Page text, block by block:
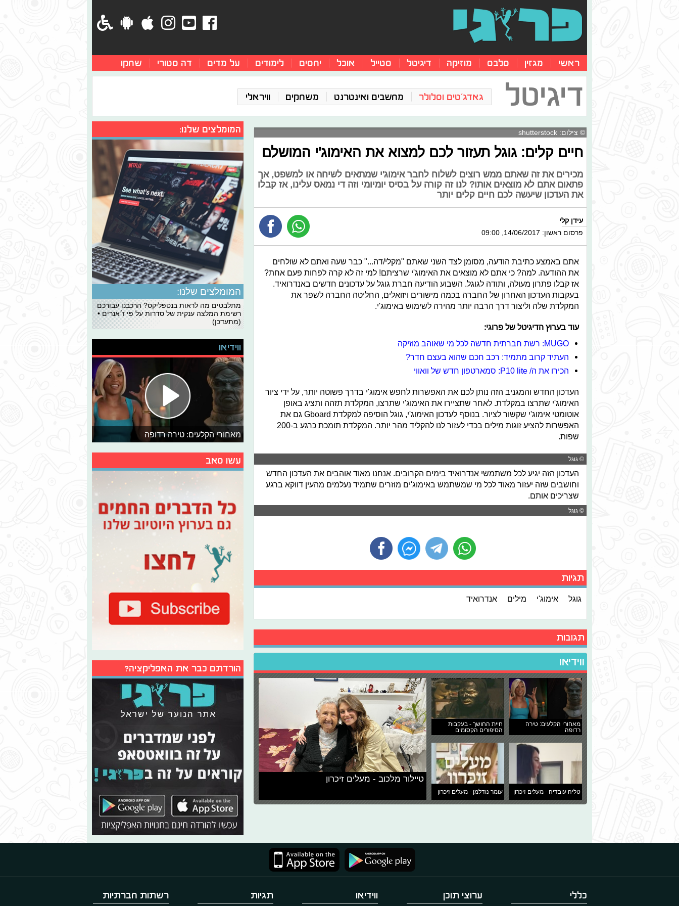
ראשי מגזין סלבס מוזיקה דיגיטל סטייל אוכל יחסים לימודים על מדים דה סטורי שחקו
דיגיטל גאדג'טים וסלולר מחשבים ואינטרנט משחקים וויראלי
© צילום: shutterstock
חיים קלים: גוגל תעזור לכם למצוא את האימוג'י המושלם
מכירים את זה שאתם ממש רוצים לשלוח לחבר אימוג'י שמתאים לשיחה או למשפט, אך
פתאום אתם לא מוצאים אותו? לנו זה קורה על בסיס יומיומי וזה די נמאס עלינו, אז קבלו
את העדכון שיעשה לכם חיים קלים יותר
עידן קלי
פרסום ראשון: 14/06/2017, 09:00
אתם באמצע כתיבת הודעה, מסומן לצד השני שאתם "מקלי/דה..." כבר שעה ואתם לא שולחים
את ההודעה. למה? כי אתם לא מוצאים את האימוג'י שרציתם! למי זה לא קרה לפחות פעם אחת?
אז קבלו פתרון מעולה, ותודה לגוגל. השבוע הודיעה חברת גוגל על עדכונים חדשים באנדרואיד.
בעקבות העדכון האחרון של החברה בכמה מישורים ויזואלים, החליטה החברה לשפר את
המקלדת שלה וליצור דרך הרבה יותר מהירה לשימוש באימוג'י.
עוד בערוץ הדיגיטל של פרוגי:
MUGO: רשת חברתית חדשה לכל מי שאוהב מוזיקה
העתיד קרוב מתמיד: רכב חכם שהוא בעצם חדר?
הכירו את ה/ P10 lite: סמארטפון חדש של וואווי
העדכון החדש והמגניב הזה נותן לכם את האפשרות לחפש אימוג'י בדרך פשוטה יותר, על ידי ציור
האימוג'י שתרצו במקלדת. לאחר שתציירו את האימוג'י שתרצו, המקלדת תזהה ותציג באופן
אוטומטי אימוג'י שקשור לציור. בנוסף לעדכון האימוג'י, גוגל הוסיפה למקלדת Gboard גם את
האפשרות להציע זוגות מילים בכדי לעזור לנו להקליד מהר יותר. המקלדת תומכת כרגע ב-200
שפות.
© גוגל
העדכון הזה יגיע לכל משתמשי אנדרואיד בימים הקרובים. אנחנו מאוד אוהבים את העדכון החדש
וחושבים שזה יעזור מאוד לכל מי שמשתמש באימוג'ים מוזרים שתמיד נעלמים מהעין דווקא ברגע
שצריכים אותם.
© גוגל
תגיות
גוגל אימוג'י מילים אנדרואיד
תגובות
ווידיאו
מאחורי הקלעים: טירה
רדופה
חיית החושך - בעקבות
הסיפורים הקסומים
טליה עובדיה - מעלים זיכרון עומר נודלמן - מעלים זיכרון
טיילור מלכוב - מעלים זיכרון
המומלצים שלנו:
המומלצים שלנו:
מתלבטים מה לראות בנטפליקס? הרכבנו עבורכם
רשימת המלצה ענקית של סדרות על פי ז׳אנרים •
(מתעדכן)
ווידיאו
מאחורי הקלעים: טירה רדופה
עשו סאב
הורדתם כבר את האפליקציה?
כללי ערוצי תוכן ווידיאו תגיות רשתות חברתיות